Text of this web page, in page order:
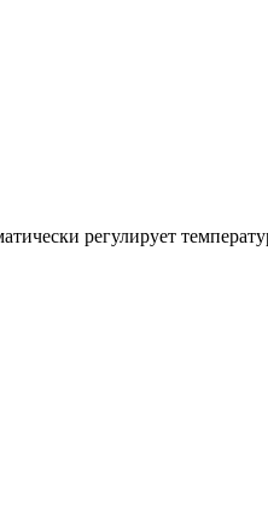
регулирует